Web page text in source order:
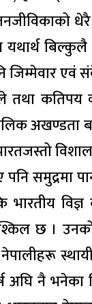
यथार्थ
एवं
कतिपय
अखण्डता
समुद्रमा
विज्ञ
छ ।
नेपालीहरू
अघि नै